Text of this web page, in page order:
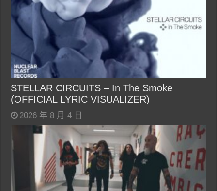
STELLAR CIRCUITS – In The Smoke
(OFFICIAL LYRIC VISUALIZER)
2026 年 8 月 4 日